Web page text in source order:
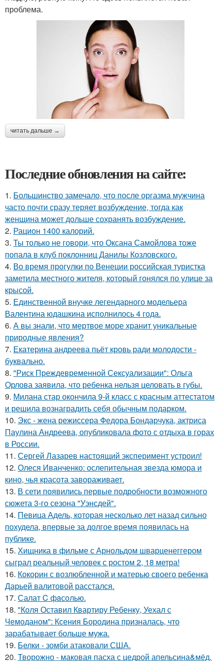
проблема.
читать дальше →
Последние обновления на сайте:
1. Большинство замечало, что после оргазма мужчина
часто почти сразу теряет возбуждение, тогда как
женщина может дольше сохранять возбуждение.
2. Рацион 1400 калорий.
3. Ты только не говори, что Оксана Самойлова тоже
попала в клуб поклонниц Данилы Козловского.
4. Во время прогулки по Венеции российская туристка
заметила местного жителя, который гонялся по улице за
крысой.
5. Единственной внучке легендарного модельера
Валентина юдашкина исполнилось 4 года.
6. А вы знали, что мертвое море хранит уникальные
природные явления?
7. Екатерина андреева пьёт кровь ради молодости -
буквально.
8. "Риск Преждевременной Сексуализации": Ольга
Орлова заявила, что ребенка нельзя целовать в губы.
9. Милана стар окончила 9-й класс с красным аттестатом
и решила вознаградить себя обычным подарком.
10. Экс - жена режиссера Федора Бондарчука, актриса
Паулина Андреева, опубликовала фото с отдыха в горах
в России.
11. Сергей Лазарев настоящий эксперимент устроил!
12. Олеся Иванченко: ослепительная звезда юмора и
кино, чья красота завораживает.
13. В сети появились первые подробности возможного
сюжета 3-го сезона "Уэнсдей".
14. Певица Адель, которая несколько лет назад сильно
похудела, впервые за долгое время появилась на
публике.
15. Хищника в фильме с Арнольдом шварценеггером
сыграл реальный человек с ростом 2, 18 метра!
16. Кокорин с возлюбленной и матерью своего ребенка
Дарьей валитовой расстался.
17. Салат C фaсoлью.
18. "Коля Оставил Квартиру Ребенку, Уехал с
Чемоданом": Ксения Бородина призналась, что
зарабатывает больше мужа.
19. Белки - зомби атаковали США.
20. Творожно - маковая пасха с цедрой апельсина&мёд.